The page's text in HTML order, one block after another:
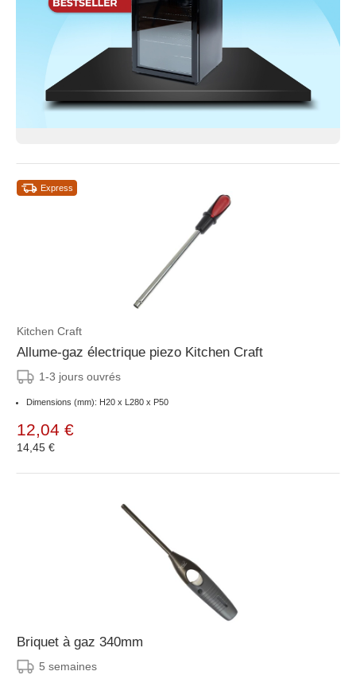
Express
Kitchen Craft
Allume-gaz électrique piezo Kitchen Craft
1-3 jours ouvrés
Dimensions (mm): H20 x L280 x P50
12,04 €
14,45 €
Briquet à gaz 340mm
5 semaines